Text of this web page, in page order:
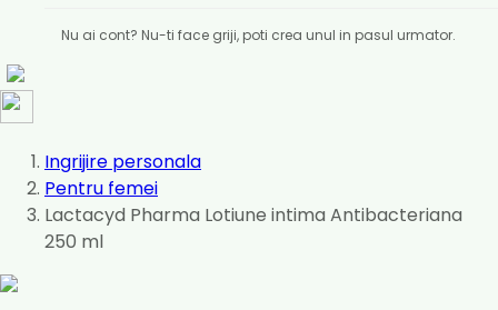
Nu ai cont? Nu-ti face griji, poti crea unul in pasul urmator.
Ingrijire personala
Pentru femei
Lactacyd Pharma Lotiune intima Antibacteriana
250 ml